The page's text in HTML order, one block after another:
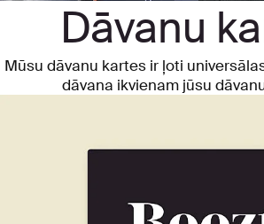
Dāvanu
Mūsu dāvanu kartes ir ļoti
dāvana ikvienam jūsu